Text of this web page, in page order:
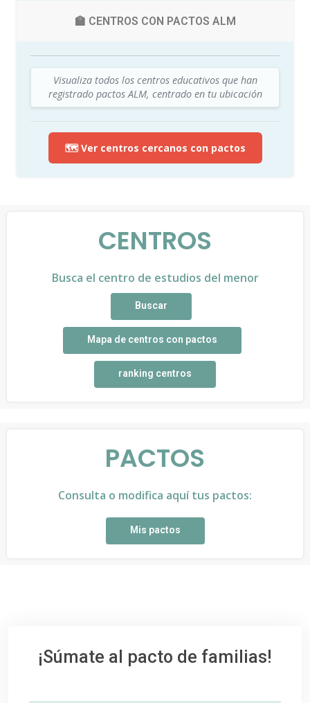
🏫 CENTROS CON PACTOS ALM
Visualiza todos los centros educativos que han
registrado pactos ALM, centrado en tu ubicación
🗺️ Ver centros cercanos con pactos
CENTROS
Busca el centro de estudios del menor
Buscar
Mapa de centros con pactos
ranking centros
PACTOS
Consulta o modifica aquí tus pactos:
Mis pactos
¡Súmate al pacto de familias!